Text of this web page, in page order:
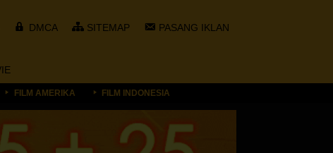
DMCA SITEMAP PASANG IKLAN
FILM AMERIKA FILM INDONESIA